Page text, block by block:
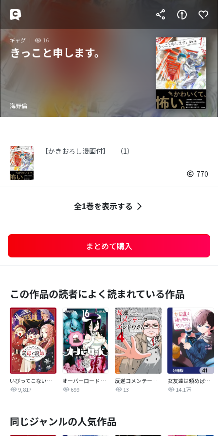
ギャグ 16
きっこと申します。
海野倫
【かきおろし漫画付】 （1）
770
全1巻を表示する
まとめて購入
この作品の読者によく読まれている作品
いびってこない義母と義姉
9,817
オーバーロード 不死者のOh!
699
反逆コメンテーターエンドウさん
13
女友達は頼めば意外とヤらせてくれる【分冊版】
14.1万
同じジャンルの人気作品